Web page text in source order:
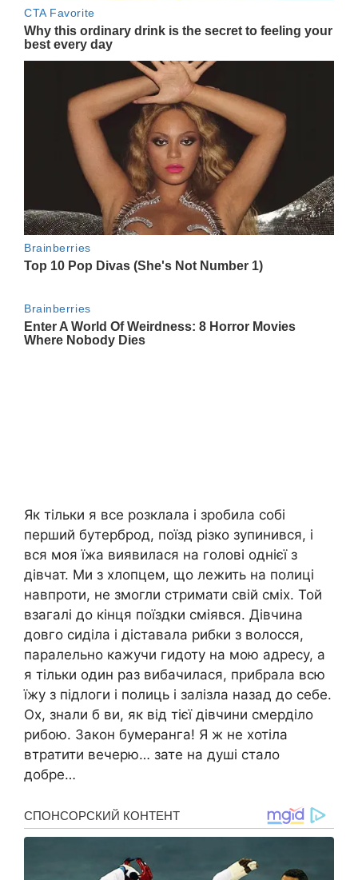
Як тільки я все розклала і зробила собі
перший бутерброд, поїзд різко зупинився, і
вся моя їжа виявилася на голові однієї з
дівчат. Ми з хлопцем, що лежить на полиці
навпроти, не змогли стримати свій сміх. Той
взагалі до кінця поїздки сміявся. Дівчина
довго сиділа і діставала рибки з волосся,
паралельно кажучи гидоту на мою адресу, а
я тільки один раз вибачилася, прибрала всю
їжу з підлоги і полиць і залізла назад до себе.
Ох, знали б ви, як від тієї дівчини смерділо
рибою. Закон бумеранга! Я ж не хотіла
втратити вечерю… зате на душі стало
добре…